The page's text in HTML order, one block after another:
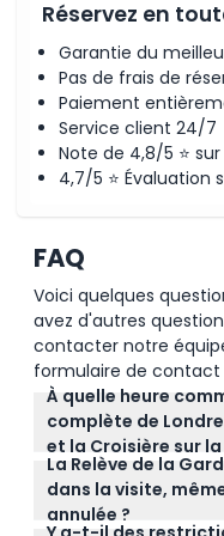
Réservez en
Garantie du
Pas de frais de
Paiement
Service client 24/7
Note de 4,8/5 ⭐
4,7/5 ⭐ Évaluation
FAQ
Voici quelques
avez d'autres
contacter notre
formulaire de contact
À quelle heure
complète de
et la Croisière sur la
La visite commence
Victoria et se
de Londres (sous
La Relève de la
dans la visite,
annulée ?